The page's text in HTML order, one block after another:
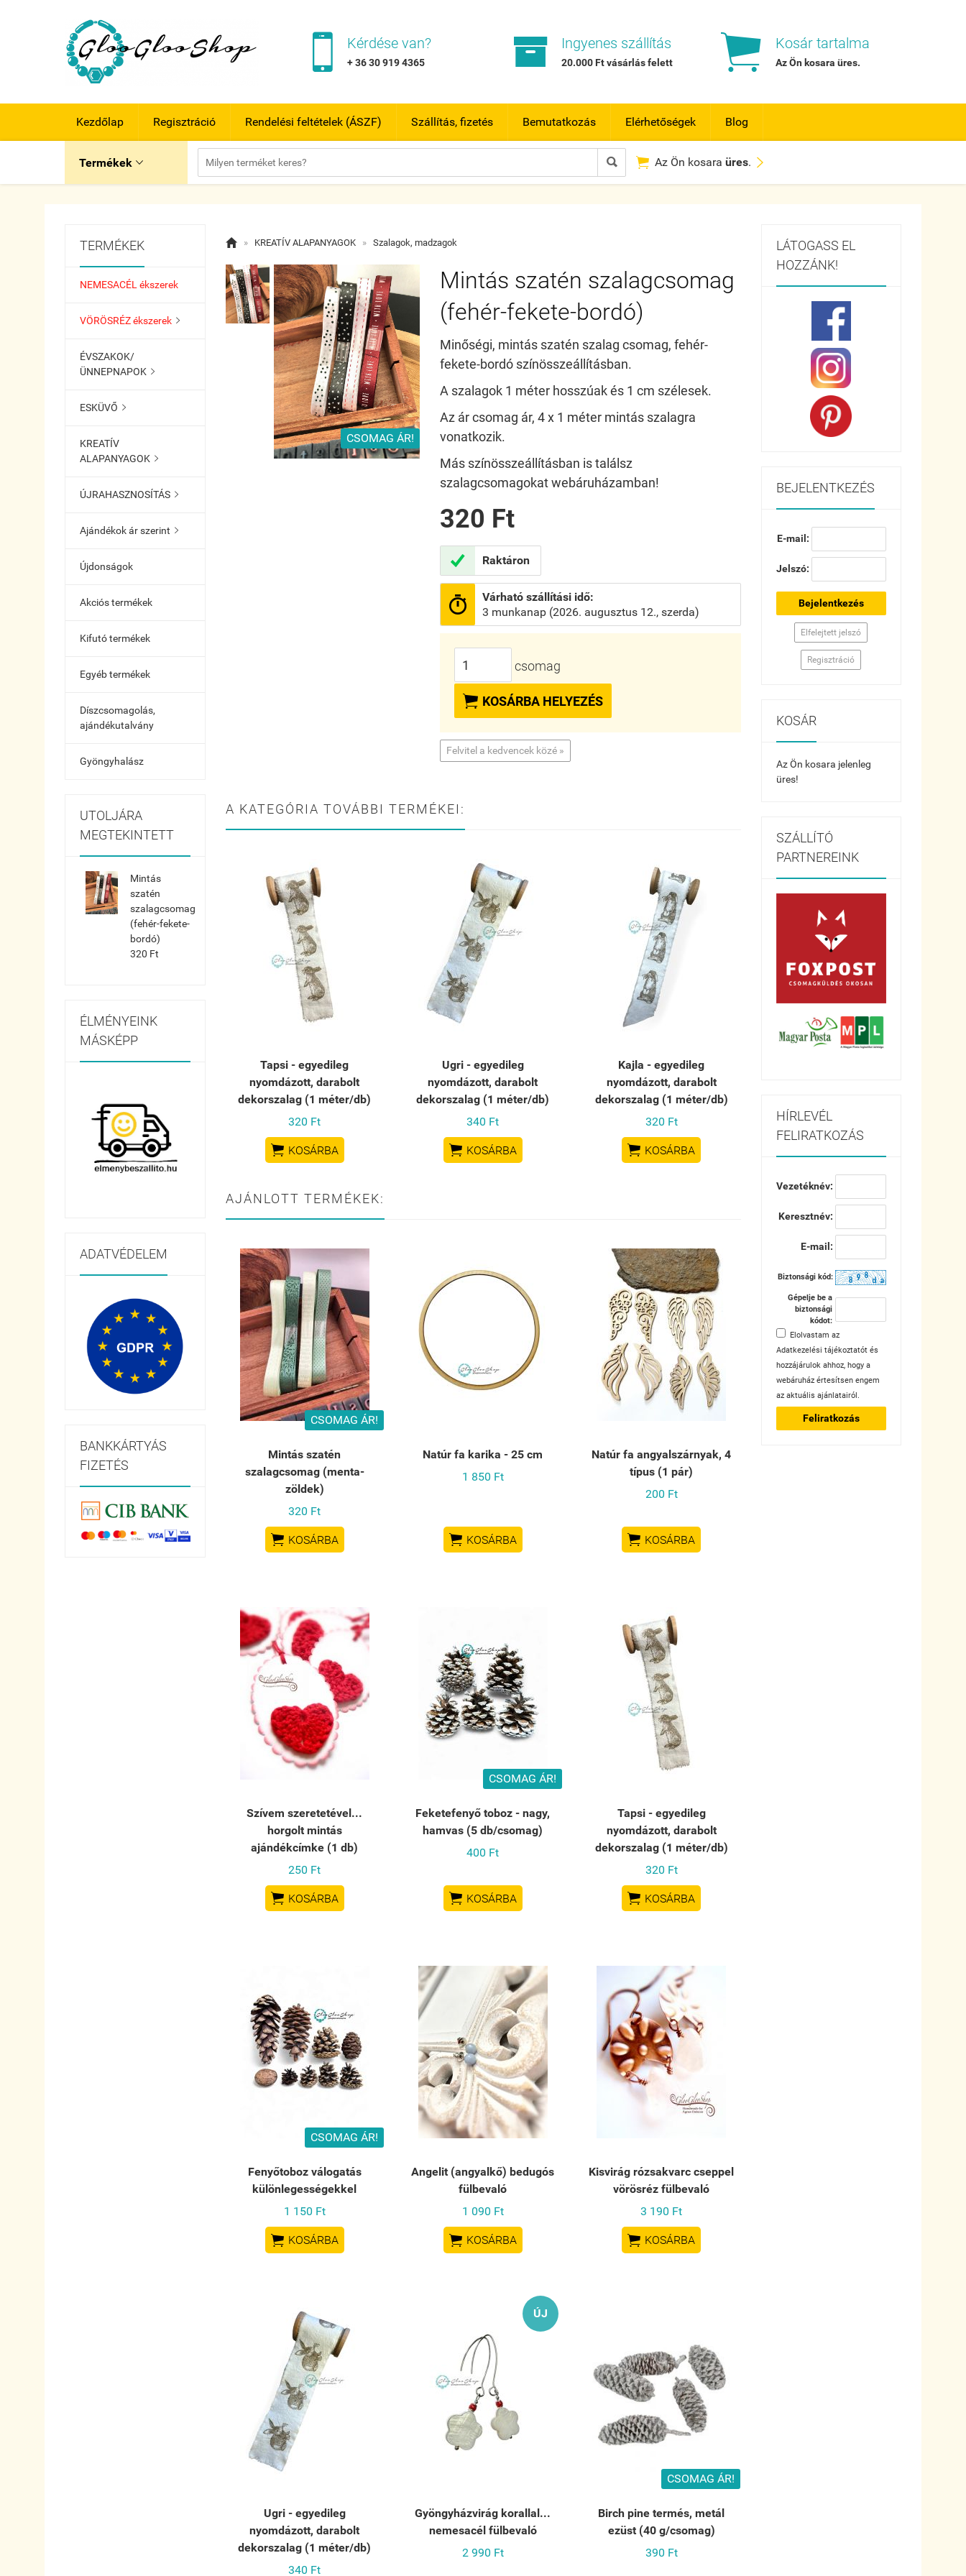
 Kérdése van?
+ 36 30 919 4365  Ingyenes szállítás
20.000 Ft vásárlás felett  Kosár tartalma
Az Ön kosaraüres.
Kezdőlap Regisztráció Rendelési feltételek (ÁSZF) Szállítás, fizetés Bemutatkozás Elérhetőségek Blog
Termékek    Az Ön kosara üres. 
TERMÉKEK
NEMESACÉL ékszerek
VÖRÖSRÉZ ékszerek 
ÉVSZAKOK/
ÜNNEPNAPOK 
ESKÜVŐ 
KREATÍV
ALAPANYAGOK 
ÚJRAHASZNOSÍTÁS 
Ajándékok ár szerint 
Újdonságok
Akciós termékek
Kifutó termékek
Egyéb termékek
Díszcsomagolás,
ajándékutalvány
Gyöngyhalász
UTOLJÁRA
MEGTEKINTETT
Mintás
szatén
szalagcsomag
(fehér-fekete-
bordó)
320 Ft
ÉLMÉNYEINK
MÁSKÉPP
ADATVÉDELEM
BANKKÁRTYÁS
FIZETÉS
 » KREATÍV ALAPANYAGOK » Szalagok, madzagok
CSOMAG ÁR!
Mintás szatén szalagcsomag
(fehér-fekete-bordó)
Minőségi, mintás szatén szalag csomag, fehér-
fekete-bordó színösszeállításban.
A szalagok 1 méter hosszúak és 1 cm szélesek.
Az ár csomag ár, 4 x 1 méter mintás szalagra
vonatkozik.
Más színösszeállításban is találsz
szalagcsomagokat webáruházamban!
320 Ft
 Raktáron

Várható szállítási idő:
3 munkanap (2026. augusztus 12., szerda)
csomag
 KOSÁRBA HELYEZÉS
Felvitel a kedvencek közé »
A KATEGÓRIA TOVÁBBI TERMÉKEI:
Tapsi - egyedileg
nyomdázott, darabolt
dekorszalag (1 méter/db)
320 Ft
 KOSÁRBA
Ugri - egyedileg
nyomdázott, darabolt
dekorszalag (1 méter/db)
340 Ft
 KOSÁRBA
Kajla - egyedileg
nyomdázott, darabolt
dekorszalag (1 méter/db)
320 Ft
 KOSÁRBA
AJÁNLOTT TERMÉKEK:
CSOMAG ÁR!
Mintás szatén
szalagcsomag (menta-
zöldek)
320 Ft
 KOSÁRBA
Natúr fa karika - 25 cm
1 850 Ft
 KOSÁRBA
Natúr fa angyalszárnyak, 4
típus (1 pár)
200 Ft
 KOSÁRBA
Szívem szeretetével...
horgolt mintás
ajándékcímke (1 db)
250 Ft
 KOSÁRBA
CSOMAG ÁR!
Feketefenyő toboz - nagy,
hamvas (5 db/csomag)
400 Ft
 KOSÁRBA
Tapsi - egyedileg
nyomdázott, darabolt
dekorszalag (1 méter/db)
320 Ft
 KOSÁRBA
CSOMAG ÁR!
Fenyőtoboz válogatás
különlegességekkel
1 150 Ft
 KOSÁRBA
Angelit (angyalkő) bedugós
fülbevaló
1 090 Ft
 KOSÁRBA
Kisvirág rózsakvarc cseppel
vörösréz fülbevaló
3 190 Ft
 KOSÁRBA
Ugri - egyedileg
nyomdázott, darabolt
dekorszalag (1 méter/db)
340 Ft
ÚJ
Gyöngyházvirág korallal...
nemesacél fülbevaló
2 990 Ft
CSOMAG ÁR!
Birch pine termés, metál
ezüst (40 g/csomag)
390 Ft
LÁTOGASS EL
HOZZÁNK!
BEJELENTKEZÉS
E-mail:
Jelszó:
Bejelentkezés
Elfelejtett jelszó
Regisztráció
KOSÁR
Az Ön kosara jelenleg
üres!
SZÁLLÍTÓ
PARTNEREINK
HÍRLEVÉL
FELIRATKOZÁS
Vezetéknév:
Keresztnév:
E-mail:
Biztonsági kód:
Gépelje be a
biztonsági
kódot:
Elolvastam az
Adatkezelési tájékoztatótés
hozzájárulok ahhoz, hogy a
webáruház értesítsen engem
az aktuális ajánlatairól.
Feliratkozás